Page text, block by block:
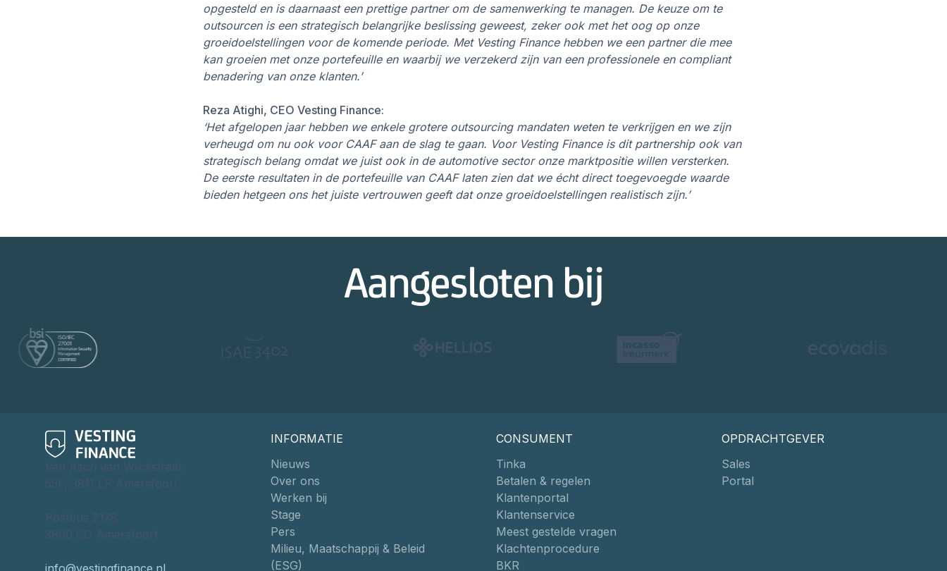
opgesteld en is daarnaast een prettige partner om de samenwerking te managen. De keuze om te
outsourcen is een strategisch belangrijke beslissing geweest, zeker ook met het oog op onze
groeidoelstellingen voor de komende periode. Met Vesting Finance hebben we een partner die mee
kan groeien met onze portefeuille en waarbij we verzekerd zijn van een professionele en compliant
benadering van onze klanten.’
Reza Atighi, CEO Vesting Finance:
‘Het afgelopen jaar hebben we enkele grotere outsourcing mandaten weten te verkrijgen en we zijn
verheugd om nu ook voor CAAF aan de slag te gaan. Voor Vesting Finance is dit partnership ook van
strategisch belang omdat we juist ook in de automotive sector onze marktpositie willen versterken.
De eerste resultaten in de portefeuille van CAAF laten zien dat we écht direct toegevoegde waarde
bieden hetgeen ons het juiste vertrouwen geeft dat onze groeidoelstellingen realistisch zijn.’
Aangesloten bij
Van Asch van Wijckstraat
55F, 3811 LP Amersfoort
Postbus 2178
3800 CD Amersfoort
INFORMATIE
Nieuws
Over ons
Werken bij
Stage
Pers
Milieu, Maatschappij & Beleid
(ESG)
CONSUMENT
Tinka
Betalen & regelen
Klantenportal
Klantenservice
Meest gestelde vragen
Klachtenprocedure
BKR
OPDRACHTGEVER
Sales
Portal